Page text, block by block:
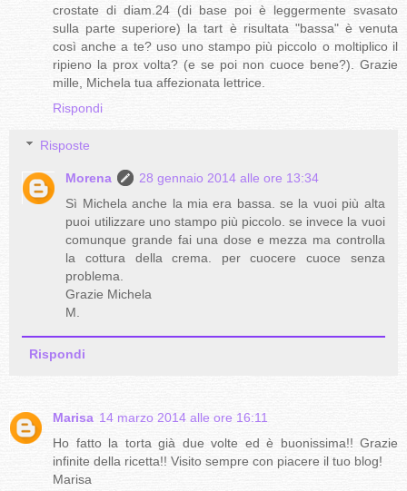
crostate di diam.24 (di base poi è leggermente svasato
sulla parte superiore) la tart è risultata "bassa" è venuta
così anche a te? uso uno stampo più piccolo o moltiplico il
ripieno la prox volta? (e se poi non cuoce bene?). Grazie
mille, Michela tua affezionata lettrice.
Rispondi
Risposte
Morena
28 gennaio 2014 alle ore 13:34
Sì Michela anche la mia era bassa. se la vuoi più alta
puoi utilizzare uno stampo più piccolo. se invece la vuoi
comunque grande fai una dose e mezza ma controlla
la cottura della crema. per cuocere cuoce senza
problema.
Grazie Michela
M.
Rispondi
Marisa 14 marzo 2014 alle ore 16:11
Ho fatto la torta già due volte ed è buonissima!! Grazie
infinite della ricetta!! Visito sempre con piacere il tuo blog!
Marisa